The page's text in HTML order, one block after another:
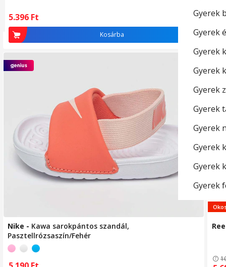
Gyerek
Gyerek
Gyerek
Gyerek
Gyerek
Gyerek
Gyerek
Gyerek
Gyerek
Gyerek
5.396 Ft
Kosárba
Nike - Kawa sarokpántos szandál,
Pasztellrózsaszín/Fehér
-